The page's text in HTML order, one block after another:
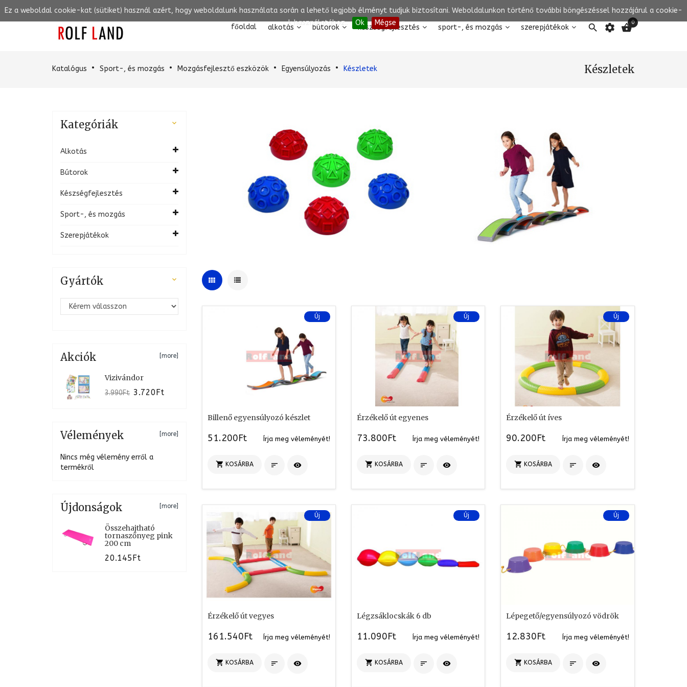
Ez a weboldal cookie-kat (sütiket) használ azért, hogy weboldalunk használata során a lehető legjobb élményt tudjuk biztosítani. Weboldalunkon történő további böngészéssel hozzájárul a cookie-
k használatához..
Ok Mégse
főoldal alkotás bútorok készségfejlesztés sport-, és mozgás szerepjátékok  settings 0
Katalógus Sport-, és mozgás Mozgásfejlesztő eszközök Egyensúlyozás Készletek Készletek
Új
Billenő egyensúlyozó készlet
51.200Ft Írja meg véleményét!
 KOSÁRBA  
Új
Érzékelő út egyenes
73.800Ft Írja meg véleményét!
 KOSÁRBA  
Új
Érzékelő út íves
90.200Ft Írja meg véleményét!
 KOSÁRBA  
Új
Érzékelő út vegyes
161.540Ft Írja meg véleményét!
 KOSÁRBA  
Új
Légzsáklocskák 6 db
11.090Ft Írja meg véleményét!
 KOSÁRBA  
Új
Lépegető/egyensúlyozó vödrök
12.830Ft Írja meg véleményét!
 KOSÁRBA  
Kategóriák 
Alkotás
Bútorok
Készségfejlesztés
Sport-, és mozgás
Szerepjátékok
Gyártók 
Akciók [more]
Vizivándor
3.990Ft 3.720Ft
Vélemények [more]
Nincs még vélemény erről a
termékről
Újdonságok [more]
Összehajtható
tornaszőnyeg pink
200 cm
20.145Ft